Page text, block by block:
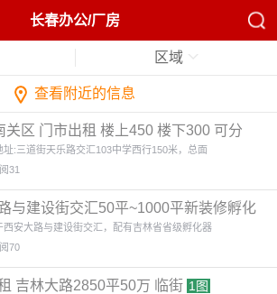
长春办公/厂房
区域
查看附近的信息
关区 门市出租 楼上450 楼下300 可分
址:三道街天乐路交汇103中学西行150米，总面
阅31
与建设街交汇50平~1000平新装修孵化
出租6图
西安大路与建设街交汇，配有吉林省省级孵化器
阅70
吉林大路2850平50万 临街 1图